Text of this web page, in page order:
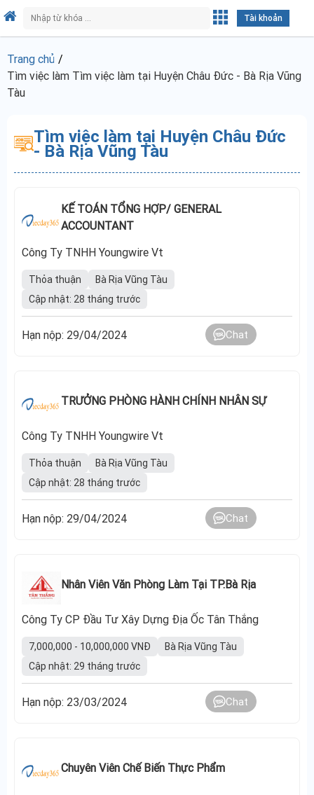
Tài khoản
Trang chủ
Tìm việc làm Tìm việc làm tại Huyện Châu Đức - Bà Rịa Vũng
Tàu
Tìm việc làm tại Huyện Châu Đức
- Bà Rịa Vũng Tàu
KẾ TOÁN TỔNG HỢP/ GENERAL
ACCOUNTANT
Công Ty TNHH Youngwire Vt
Thỏa thuận
Bà Rịa Vũng Tàu
Cập nhật: 28 tháng trước
Hạn nộp: 29/04/2024 Chat
TRƯỞNG PHÒNG HÀNH CHÍNH NHÂN SỰ
Công Ty TNHH Youngwire Vt
Thỏa thuận
Bà Rịa Vũng Tàu
Cập nhật: 28 tháng trước
Hạn nộp: 29/04/2024 Chat
Nhân Viên Văn Phòng Làm Tại TP.Bà Rịa
Công Ty CP Đầu Tư Xây Dựng Địa Ốc Tân Thắng
7,000,000 - 10,000,000 VNĐ
Bà Rịa Vũng Tàu
Cập nhật: 29 tháng trước
Hạn nộp: 23/03/2024 Chat
Chuyên Viên Chế Biến Thực Phẩm